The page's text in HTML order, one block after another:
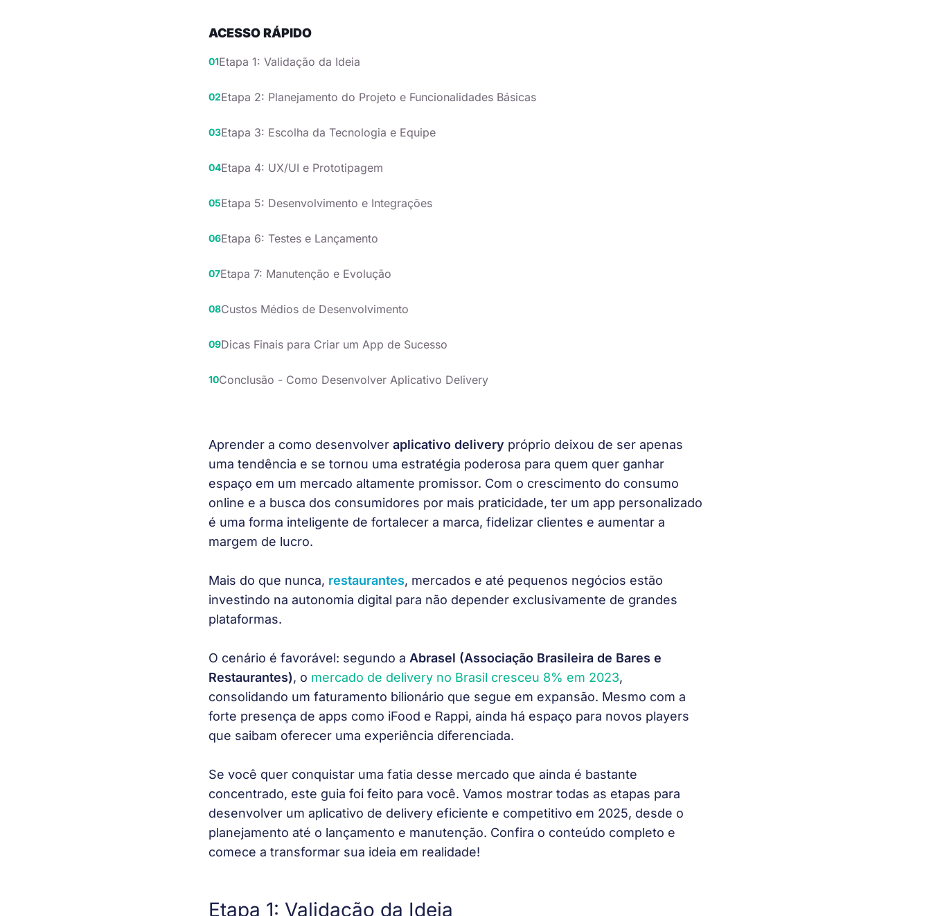
ACESSO RÁPIDO
Etapa 1: Validação da Ideia
Etapa 2: Planejamento do Projeto e Funcionalidades Básicas
Etapa 3: Escolha da Tecnologia e Equipe
Etapa 4: UX/UI e Prototipagem
Etapa 5: Desenvolvimento e Integrações
Etapa 6: Testes e Lançamento
Etapa 7: Manutenção e Evolução
Custos Médios de Desenvolvimento
Dicas Finais para Criar um App de Sucesso
Conclusão - Como Desenvolver Aplicativo Delivery
Aprender a como desenvolver aplicativo delivery próprio deixou de ser apenas
uma tendência e se tornou uma estratégia poderosa para quem quer ganhar
espaço em um mercado altamente promissor. Com o crescimento do consumo
online e a busca dos consumidores por mais praticidade, ter um app personalizado
é uma forma inteligente de fortalecer a marca, fidelizar clientes e aumentar a
margem de lucro.
Mais do que nunca, restaurantes, mercados e até pequenos negócios estão
investindo na autonomia digital para não depender exclusivamente de grandes
plataformas.
O cenário é favorável: segundo a Abrasel (Associação Brasileira de Bares e
Restaurantes), o mercado de delivery no Brasil cresceu 8% em 2023,
consolidando um faturamento bilionário que segue em expansão. Mesmo com a
forte presença de apps como iFood e Rappi, ainda há espaço para novos players
que saibam oferecer uma experiência diferenciada.
Se você quer conquistar uma fatia desse mercado que ainda é bastante
concentrado, este guia foi feito para você. Vamos mostrar todas as etapas para
desenvolver um aplicativo de delivery eficiente e competitivo em 2025, desde o
planejamento até o lançamento e manutenção. Confira o conteúdo completo e
comece a transformar sua ideia em realidade!
Etapa 1: Validação da Ideia